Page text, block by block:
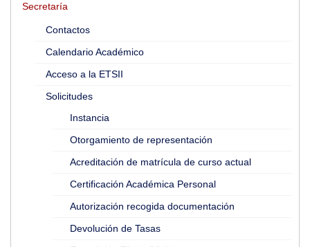
Secretaría
Contactos
Calendario Académico
Acceso a la ETSII
Solicitudes
Instancia
Otorgamiento de representación
Acreditación de matrícula de curso actual
Certificación Académica Personal
Autorización recogida documentación
Devolución de Tasas